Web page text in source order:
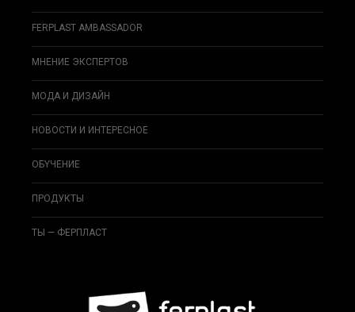
FERPLAST AMBASSADOR
МНЕНИЕ ЭКСПЕРТОВ
МОДА И ДИЗAЙН
НОВОСТИ И ИНТЕРЕСНОЕ
ОБYЧEНИЕ
ПРОДУКТЫ
ТЫ — ФЕРПЛАСТ